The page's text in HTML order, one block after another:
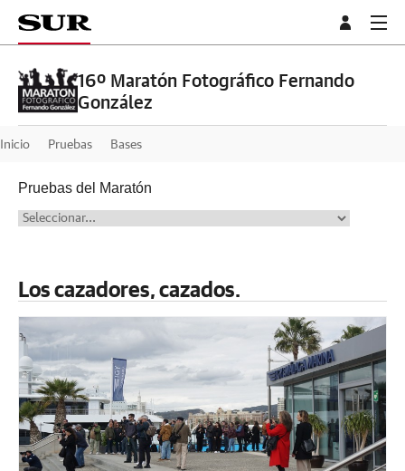
16º Maratón Fotográfico Fernando
González
Inicio Pruebas Bases
Pruebas del Maratón
Los cazadores, cazados.